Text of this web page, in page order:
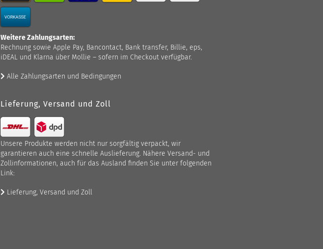
Weitere Zahlungsarten:
Rechnung sowie Apple Pay, Bancontact, Bank transfer, Billie, eps,
iDEAL und Klarna über Mollie – sofern im Checkout verfügbar.
Alle Zahlungsarten und Bedingungen
Lieferung, Versand und Zoll
Unsere Produkte werden nicht nur sorgfältig verpackt, wir
garantieren auch eine schnelle Auslieferung. Nähere Versand- und
Zollinformationen, auch für das Ausland finden Sie unter folgenden
Link:
Lieferung, Versand und Zoll